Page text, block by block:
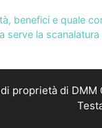
benefici e quale
serve la
proprietà di DMM